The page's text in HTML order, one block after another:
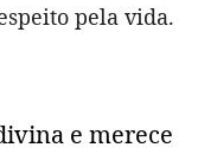
pela vida.
e merece